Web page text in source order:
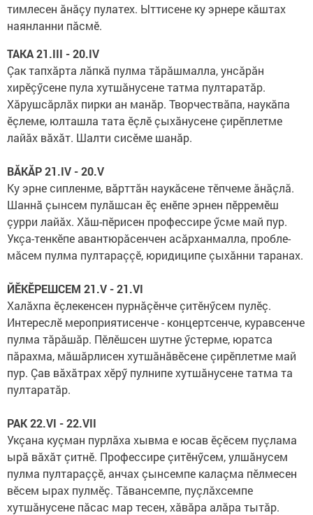
тимлесен ăнăçу пулатех. Ыттисене ку эрнере кăштах
наянланни пăсмӗ.
ТАКА 21.III - 20.IV
Çак тапхăрта лăпкă пулма тăрăшмалла, унсăрăн
хирӗçӳсене пула хутшăнусене татма пултаратăр.
Хăрушсăрлăх пирки ан манăр. Творчествăпа, наукăпа
ӗçлеме, юлташла тата ӗçлӗ çыхăнусене çирӗплетме
лайăх вăхăт. Шалти сисӗме шанăр.
ВĂКĂР 21.IV - 20.V
Ку эрне сипленме, вăрттăн наукăсене тӗпчеме ăнăçлă.
Шаннă çынсем пулăшсан ӗç енӗпе эрнен пӗрремӗш
çурри лайăх. Хăш-пӗрисен профессире ӳсме май пур.
Укçа-тенкӗпе авантюрăсенчен асăрханмалла, пробле­
мăсем пулма пултараççӗ, юридиципе çыхăнни таранах.
ЙӖКӖРЕШСЕМ 21.V - 21.VI
Халăхпа ӗçлекенсен пурнăçӗнче çитӗнӳсем пулӗç.
Интереслӗ мероприятисенче - концертсенче, куравсенче
пулма тăрăшăр. Пӗлӗшсен шутне ӳстерме, юратса
пăрахма, мăшăрлисен хутшăнăвӗсене çирӗплетме май
пур. Çав вăхăтрах хӗрӳ пулнипе хутшăнусене татма та
пултаратăр.
РАК 22.VI - 22.VII
Укçана куçман пурлăха хывма е юсав ӗçӗсем пуçлама
ырă вăхăт çитнӗ. Профессире çитӗнӳсем, улшăнусем
пулма пултараççӗ, анчах çынсемпе калаçма пӗлмесен
вӗсем ырах пулмӗç. Тăвансемпе, пуçлăхсемпе
хутшăнусене пăсас мар тесен, хăвăра алăра тытăр.